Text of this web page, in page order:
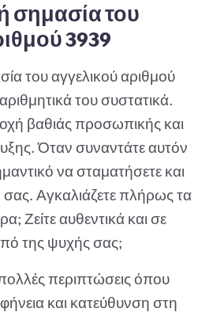
σημασία του
3939
του αγγελικού αριθμού
του συστατικά.
βαθιάς προσωπικής και
Όταν συναντάτε αυτόν
να σταματήσετε και
σας. Αγκαλιάζετε πλήρως τα
Ζείτε αυθεντικά και σε
της ψυχής σας;
περιπτώσεις όπου
και κατεύθυνση στη